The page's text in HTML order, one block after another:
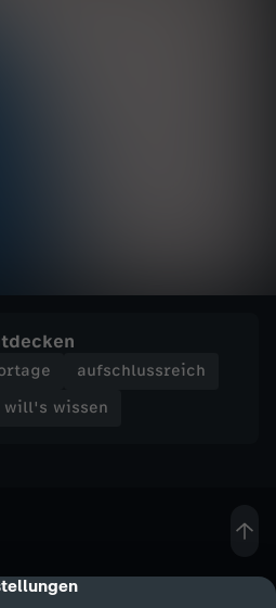
aufschlussreich
will's wissen